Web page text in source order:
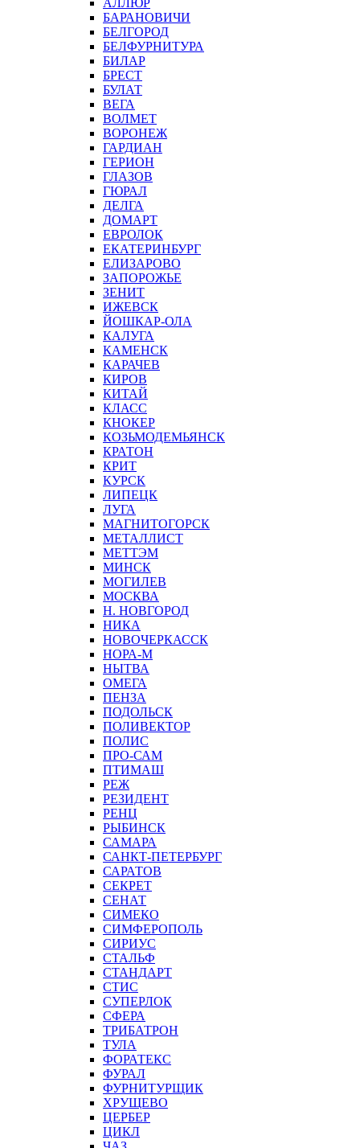
БАРАНОВИЧИ
БЕЛГОРОД
БЕЛФУРНИТУРА
БИЛАР
БРЕСТ
БУЛАТ
ВЕГА
ВОЛМЕТ
ВОРОНЕЖ
ГАРДИАН
ГЕРИОН
ГЛАЗОВ
ГЮРАЛ
ДЕЛГА
ДОМАРТ
ЕВРОЛОК
ЕКАТЕРИНБУРГ
ЕЛИЗАРОВО
ЗАПОРОЖЬЕ
ЗЕНИТ
ИЖЕВСК
ЙОШКАР-ОЛА
КАЛУГА
КАМЕНСК
КАРАЧЕВ
КИРОВ
КИТАЙ
КЛАСС
КНОКЕР
КОЗЬМОДЕМЬЯНСК
КРАТОН
КРИТ
КУРСК
ЛИПЕЦК
ЛУГА
МАГНИТОГОРСК
МЕТАЛЛИСТ
МЕТТЭМ
МИНСК
МОГИЛЕВ
МОСКВА
Н. НОВГОРОД
НИКА
НОВОЧЕРКАССК
НОРА-М
НЫТВА
ОМЕГА
ПЕНЗА
ПОДОЛЬСК
ПОЛИВЕКТОР
ПОЛИС
ПРО-САМ
ПТИМАШ
РЕЖ
РЕЗИДЕНТ
РЕНЦ
РЫБИНСК
САМАРА
САНКТ-ПЕТЕРБУРГ
САРАТОВ
СЕКРЕТ
СЕНАТ
СИМЕКО
СИМФЕРОПОЛЬ
СИРИУС
СТАЛЬФ
СТАНДАРТ
СТИС
СУПЕРЛОК
СФЕРА
ТРИБАТРОН
ТУЛА
ФОРАТЕКС
ФУРАЛ
ФУРНИТУРЩИК
ХРУЩЕВО
ЦЕРБЕР
ЦИКЛ